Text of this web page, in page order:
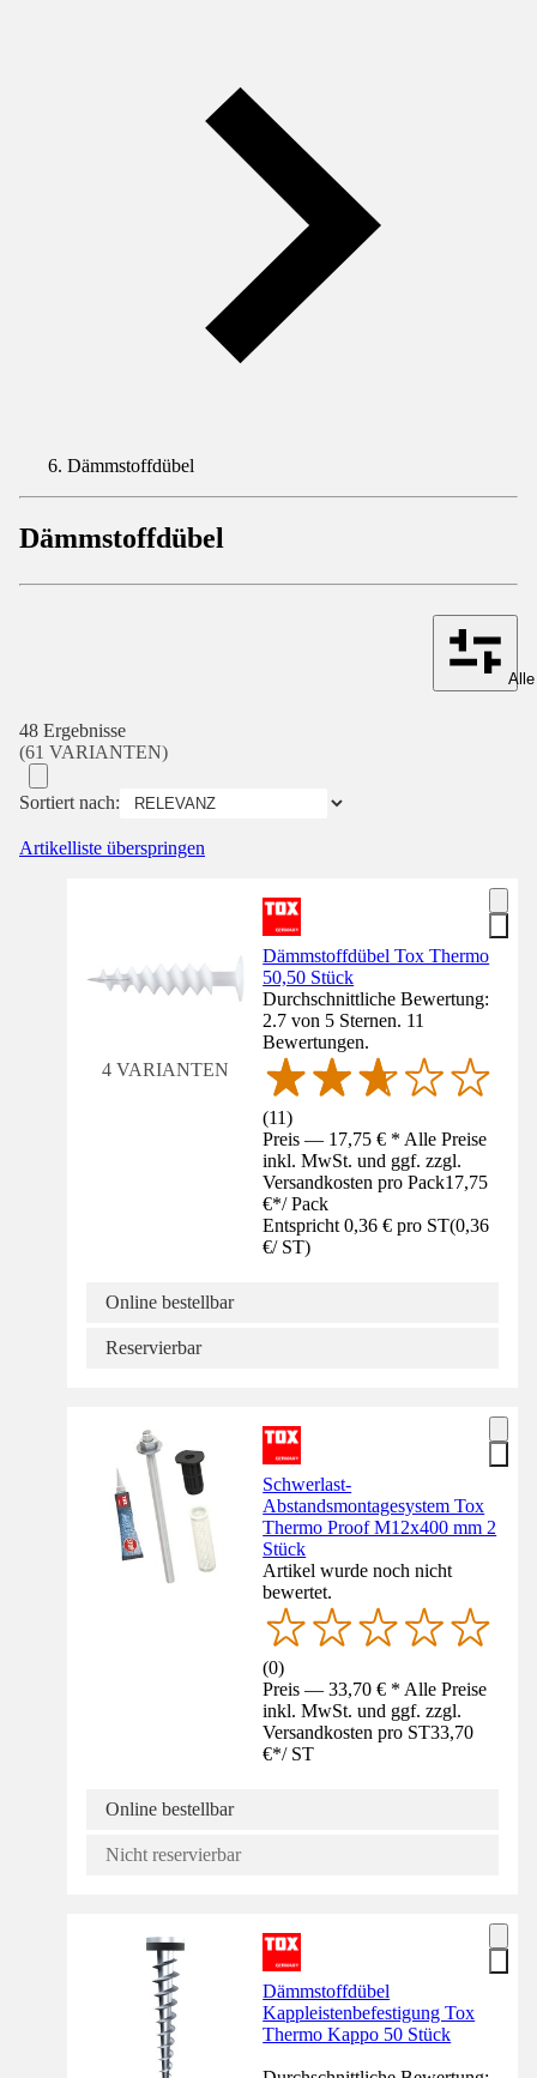
Dämmstoffdübel
Dämmstoffdübel
48 Ergebnisse
(61 VARIANTEN)
Sortiert nach:
Artikelliste überspringen
4 VARIANTEN
Dämmstoffdübel Tox Thermo
50,50 Stück
Durchschnittliche Bewertung:
2.7 von 5 Sternen. 11
Bewertungen.
(11)
Preis — 17,75 € * Alle Preise
inkl. MwSt. und ggf. zzgl.
Versandkosten pro Pack17,75
€*/ Pack
Entspricht 0,36 € pro ST(0,36
€/ ST)
Online bestellbar
Reservierbar
Schwerlast-
Abstandsmontagesystem Tox
Thermo Proof M12x400 mm 2
Stück
Artikel wurde noch nicht
bewertet.
(0)
Preis — 33,70 € * Alle Preise
inkl. MwSt. und ggf. zzgl.
Versandkosten pro ST33,70
€*/ ST
Online bestellbar
Nicht reservierbar
Dämmstoffdübel
Kappleistenbefestigung Tox
Thermo Kappo 50 Stück